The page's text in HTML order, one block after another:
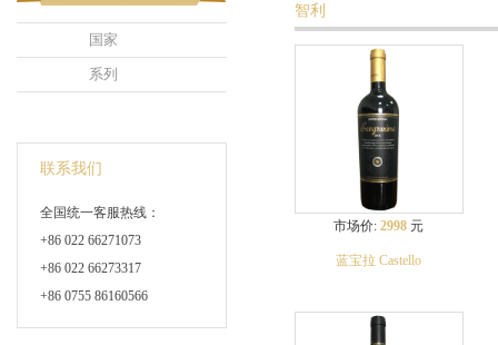
国家
系列
联系我们
全国统一客服热线：
+86 022 66271073
+86 022 66273317
+86 0755 86160566
智利
市场价:2998 元
蓝宝拉 Castello